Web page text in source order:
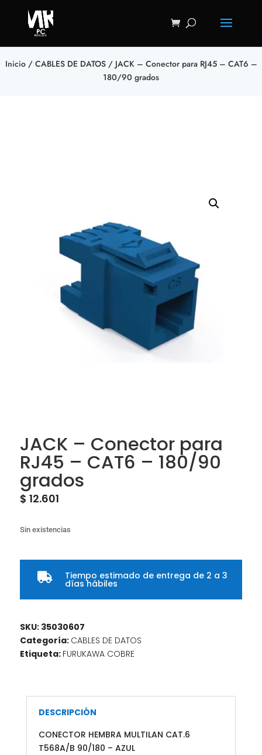
Inicio/ CABLES DE DATOS/ JACK – Conector para RJ45 – CAT6 –
180/90 grados
JACK – Conector para
RJ45 – CAT6 – 180/90
grados
$ 12.601
Sin existencias
 Tiempo estimado de entrega de 2 a 3
días hábiles
SKU: 35030607
Categoría: CABLES DE DATOS
Etiqueta: FURUKAWA COBRE
DESCRIPCIÓN
CONECTOR HEMBRA MULTILAN CAT.6
T568A/B 90/180 – AZUL